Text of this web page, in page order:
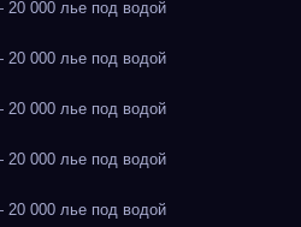
000 лье под водой
000 лье под водой
000 лье под водой
000 лье под водой
000 лье под водой